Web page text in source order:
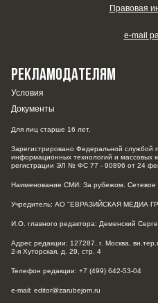
РЕКЛАМОДАТЕЛЯМ
Условия
Документы
Правовая
e-mail
Для лиц старше 16 лет.
Зарегистрировано Федеральной службой
информационных технологий и массовых
регистрации ЭЛ № ФС 77 - 90896 от 24
Наименование СМИ: За рубежом. Сетевое
Учредитель: АО "ЕВРАЗИЙСКАЯ МЕДИА
И.О. главного редактора: Деменский
Адрес редакции: 127287, г. Москва,
2-я Хуторская, д. 29, стр. 4
Телефон редакции: +7 (499) 642-53-04
e-mail: editor@zarubejom.ru